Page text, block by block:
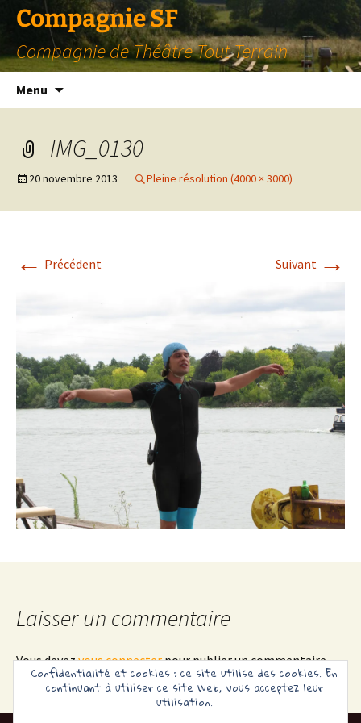
Compagnie SF
Compagnie de Théâtre Tout Terrain
Menu
IMG_0130
20 novembre 2013 Pleine résolution (4000 × 3000)
← Précédent Suivant →
Laisser un commentaire
Vous devezvous connecterpour publier un commentaire.
Confidentialité et cookies : ce site utilise des cookies. En
continuant à utiliser ce site Web, vous acceptez leur
utilisation.